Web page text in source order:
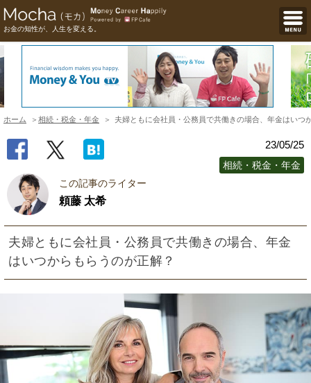
お金の知性が、人生を変える。
ホーム 相続・税金・年金 夫婦ともに会社員・公務員で共働きの場合、年金はいつ
23/05/25
相続・税金・年金
この記事のライター
頼藤 太希
夫婦ともに会社員・公務員で共働きの場合、年金
はいつからもらうのが正解？